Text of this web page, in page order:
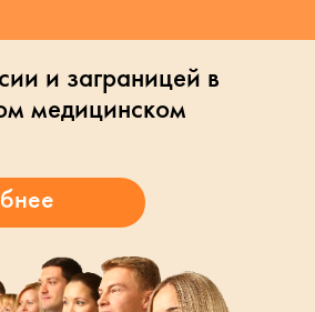
и заграницей в
медицинском